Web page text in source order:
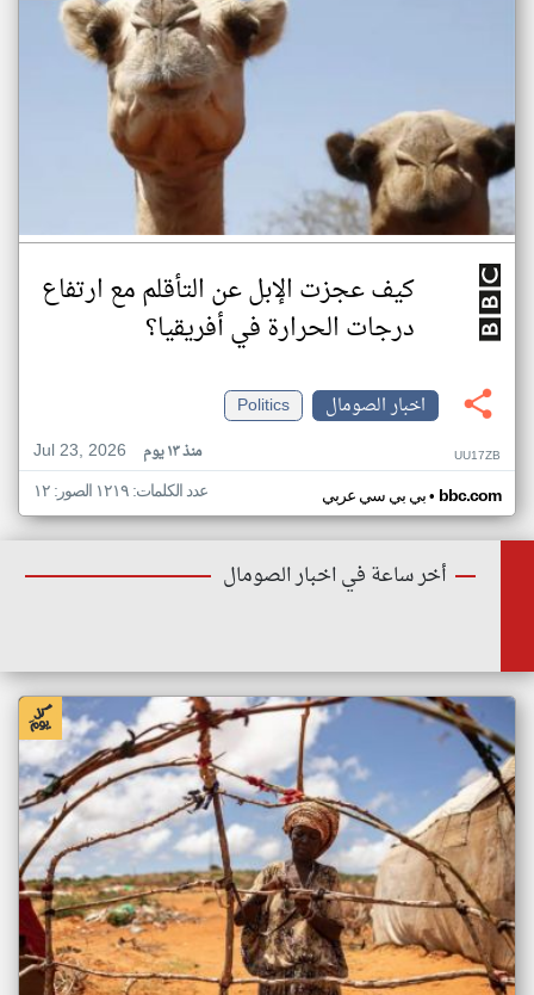
كيف عجزت الإبل عن التأقلم مع ارتفاع
درجات الحرارة في أفريقيا؟
اخبار الصومال
Politics
Jul 23, 2026
منذ ١٣ يوم UU17ZB
بي بي سي عربي• bbc.com عدد الكلمات: ١٢١٩ الصور: ١٢
أخر ساعة في اخبار الصومال